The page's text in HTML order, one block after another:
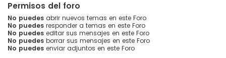
Permisos del foro
No puedes abrir nuevos temas en este Foro
No puedes responder a temas en este Foro
No puedes editar sus mensajes en este Foro
No puedes borrar sus mensajes en este Foro
No puedes enviar adjuntos en este Foro